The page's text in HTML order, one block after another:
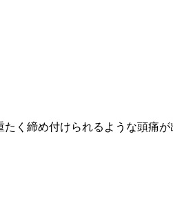
く締め付けられるような頭痛が